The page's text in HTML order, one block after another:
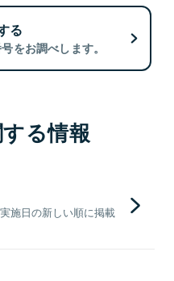
る
をお調べします。
る情報
施日の新しい順に掲載